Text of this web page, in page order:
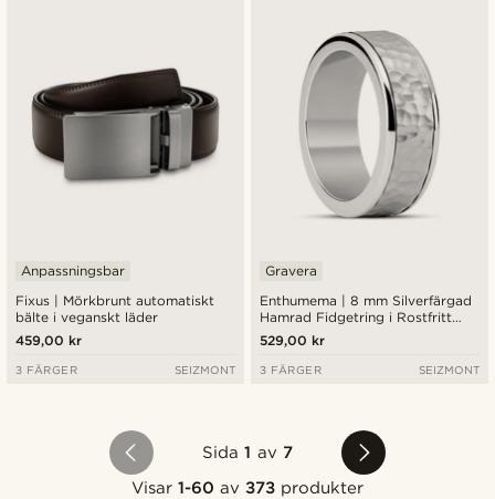
Fixus | Mörkbrunt automatiskt
bälte i veganskt läder
Anpassningsbar
459,00 kr
3 FÄRGER SEIZMONT
Enthumema | 8 mm Silverfärgad
Hamrad Fidgetring i Rostfritt
Stål
Gravera
529,00 kr
3 FÄRGER SEIZMONT
Sida1 av 7
Visar 1-60 av373 produkter